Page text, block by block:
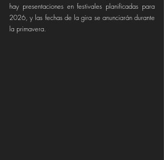
hay presentaciones en festivales planificadas para
2026, y las fechas de la gira se anunciarán durante
la primavera.